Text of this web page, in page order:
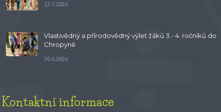
13.7.2026
Vlastivědný a přírodovědný výlet žáků 3.- 4. ročníků do
Chropyně
30.6.2026
Kontaktní informace